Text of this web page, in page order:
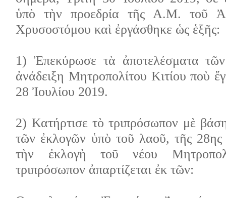
ὑπὸ τὴν προεδρία τῆς Α.Μ. τοῦ
Χρυσοστόμου καὶ ἐργάσθηκε ὡς ἑξῆς:
1) Ἐπεκύρωσε τὰ ἀποτελέσματα
ἀνάδειξη Μητροπολίτου Κιτίου ποὺ
28 Ἰουλίου 2019.
2) Κατήρτισε τὸ τριπρόσωπον μὲ
τῶν ἐκλογῶν ὑπὸ τοῦ λαοῦ, τῆς 28ης
τὴν ἐκλογὴ τοῦ νέου
τριπρόσωπον ἀπαρτίζεται ἐκ τῶν: